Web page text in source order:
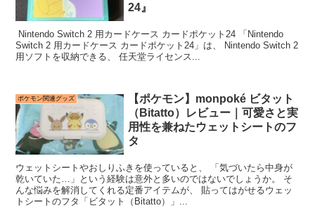
24』
Nintendo Switch 2 用カードケース カードポケット24 「Nintendo
Switch 2 用カードケース カードポケット24」は、 Nintendo Switch 2
用ソフトを収納できる、 任天堂ライセンス...
ポケモン関連グッズ
【ポケモン】monpoké ビタット
（Bitatto）レビュー｜可愛さと実
用性を兼ねたウェットシートのフ
タ
ウェットシートやおしりふきを使っていると、 「気づいたら中身が
乾いていた…」という経験は意外と多いのではないでしょうか。 そ
んな悩みを解消してくれる定番アイテムが、 貼ってはがせるウェッ
トシートのフタ「ビタット（Bitatto）」...